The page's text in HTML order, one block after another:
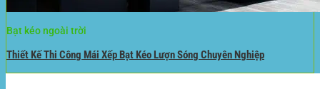
Bạt kéo ngoài trời
Thiết Kế Thi Công Mái Xếp Bạt Kéo Lượn Sóng Chuyên Nghiệp